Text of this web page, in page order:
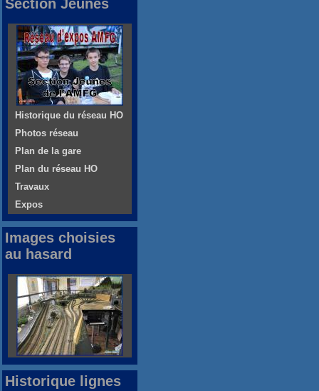
Section Jeunes
Historique du réseau HO
Photos réseau
Plan de la gare
Plan du réseau HO
Travaux
Expos
Images choisies
au hasard
Historique lignes